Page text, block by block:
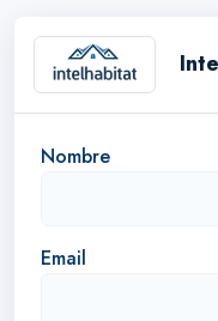
Nombre
Email